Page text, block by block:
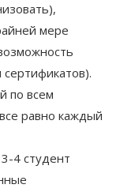
мере
по всем
равно каждый
4 студент